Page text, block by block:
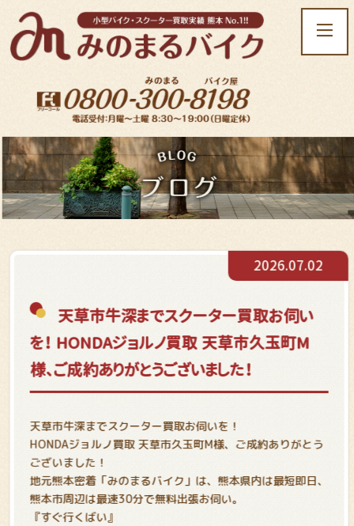
t
o
n
a
v
i
g
t
o
天草市牛深までスクーター買取お伺い
を！ HONDAジョルノ買取 天草市久玉町M
様、ご成約ありがとうございました！
2026.07.02
天草市牛深までスクーター買取お伺いを！
HONDAジョルノ買取 天草市久玉町M様、ご成約ありがとう
ございました！
地元熊本密着「みのまるバイク」は、熊本県内は最短即日、
熊本市周辺は最速30分で無料出張お伺い。
『すぐ行くばい 』